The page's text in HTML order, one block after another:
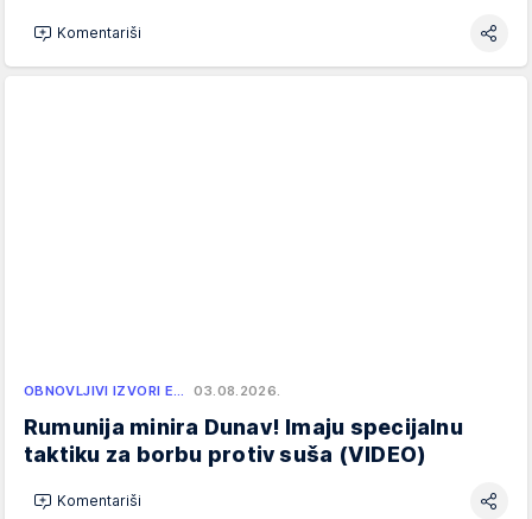
Komentariši
OBNOVLJIVI IZVORI E… 03.08.2026.
Rumunija minira Dunav! Imaju specijalnu
taktiku za borbu protiv suša (VIDEO)
Komentariši